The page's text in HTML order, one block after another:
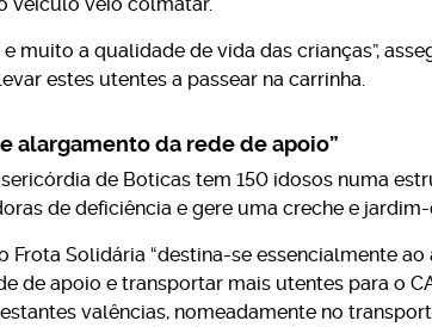
muito a qualidade de vida das crianças”,
estes utentes a passear na carrinha.
alargamento da rede de apoio”
de Boticas tem 150 idosos numa
de deficiência e gere uma creche e
Frota Solidária “destina-se essencialmente
de apoio e transportar mais utentes para o
valências, nomeadamente no